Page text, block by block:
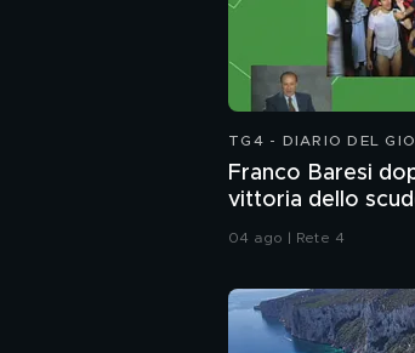
TG4 - DIARIO DEL
Franco Baresi
vittoria dello
04 ago | Rete 4